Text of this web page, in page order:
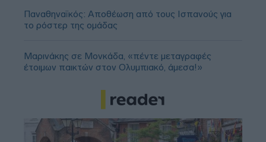
Παναθηναϊκός: Αποθέωση από τους Ισπανούς για
το ρόστερ της ομάδας
Μαρινάκης σε Μονκάδα, «πέντε μεταγραφές
έτοιμων παικτών στον Ολυμπιακό, άμεσα!»